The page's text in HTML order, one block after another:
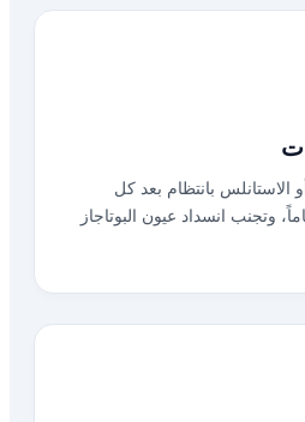
بانتظام بعد كل
وتجنب انسداد عيون البوتاجاز